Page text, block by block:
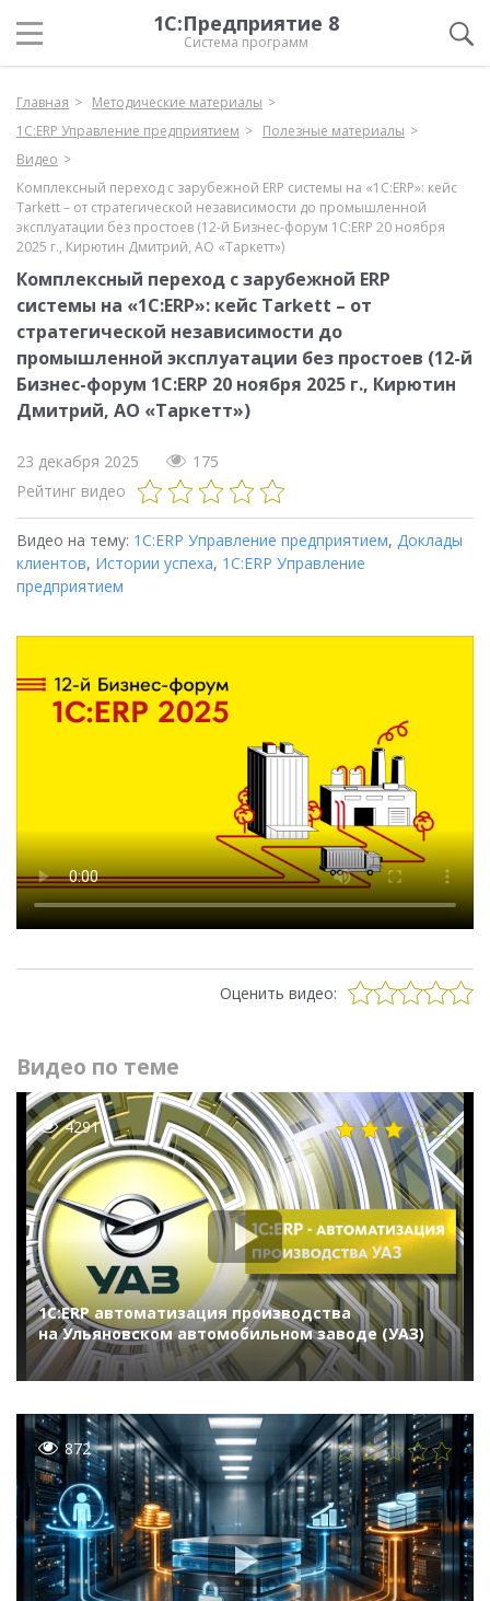
1С:Предприятие 8
Система программ
Главная
Методические материалы
1С:ERP Управление предприятием
Полезные материалы
Видео
Комплексный переход с зарубежной ERP системы на «1С:ERP»: кейс
Tarkett – от стратегической независимости до промышленной
эксплуатации без простоев (12-й Бизнес-форум 1С:ERP 20 ноября
2025 г., Кирютин Дмитрий, АО «Таркетт»)
Комплексный переход с зарубежной ERP
системы на «1С:ERP»: кейс Tarkett – от
стратегической независимости до
промышленной эксплуатации без простоев (12-й
Бизнес-форум 1С:ERP 20 ноября 2025 г., Кирютин
Дмитрий, АО «Таркетт»)
23 декабря 2025
175
Рейтинг видео
Видео на тему: 1С:ERP Управление предприятием, Доклады
клиентов, Истории успеха, 1С:ERP Управление
предприятием
Оценить видео:
Видео по теме
4291
1С:ERP автоматизация производства
на Ульяновском автомобильном заводе (УАЗ)
872